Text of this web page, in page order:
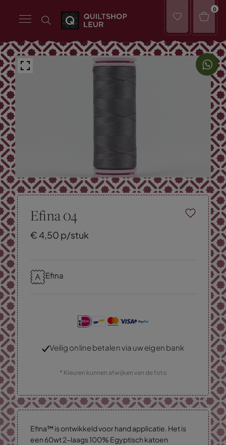
0
Efina 04
€ 4,50 p/stuk
Efina
Veilig online betalen via uw eigen bank
* Kleuren kunnen afwijken van de foto
Efina™ is ontwikkeld voor hand applicatie. Het is
een 60wt 2-laags 100% Egyptisch katoen